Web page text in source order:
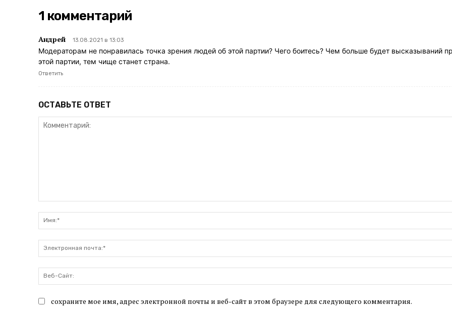
1 комментарий
Андрей 13.08.2021 в 13:03
Модераторам не понравилась точка зрения людей об этой партии? Чего боитесь? Чем больше будет высказываний
этой партии, тем чище станет страна.
Ответить
ОСТАВЬТЕ ОТВЕТ
сохраните мое имя, адрес электронной почты и веб-сайт в этом браузере для следующего комментария.